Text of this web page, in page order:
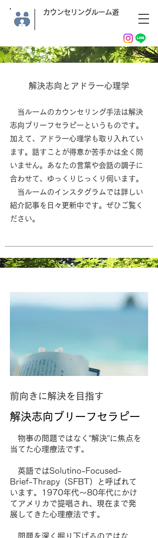
カウンセリングルーム遊
​解決志向とアドラー心理学
​ 当ルームのカウンセリング手法は解決
志向ブリーフセラピーというものです。
加えて、アドラー心理学も取り入れてい
ます。話すことが得意か苦手かは全く問
いません。あなたの言葉や会話の調子に
合わせて、ゆっくりじっくり伺います。
​ 当ルームのインスタグラムでは詳しい
紹介記事を日々更新中です。ぜひご覧く
ださい。
前向きに解決を目指す
​解決志向ブリーフセラピー
​ 物事の問題ではなく”解決”に焦点を
当てた心理療法です。
英語ではSolutino-Focused-
Brief-Thrapy（SFBT）と呼ばれて
います。1970年代～80年代にかけ
てアメリカで提唱され、現在まで発
展してきた心理療法です。
問題を深く掘り下げるのではな